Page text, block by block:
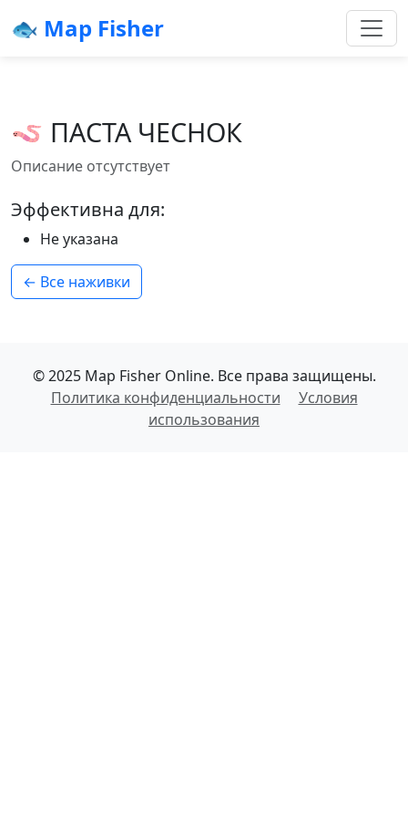
🐟 Map Fisher
🪱 ПАСТА ЧЕСНОК
Описание отсутствует
Эффективна для:
Не указана
← Все наживки
© 2025 Map Fisher Online. Все права защищены.
Политика конфиденциальности
Условия
использования